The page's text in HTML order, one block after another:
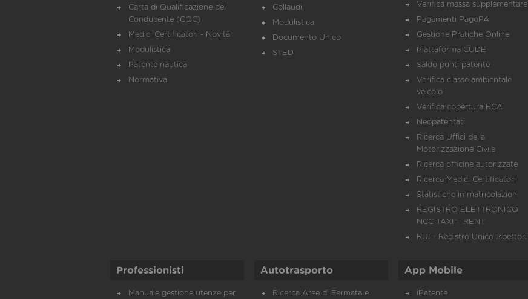
Carta di Qualificazione del
Conducente (CQC)
Medici Certificatori - Novità
Modulistica
Patente nautica
Normativa
Collaudi
Modulistica
Documento Unico
STED
Verifica massa supplementare
Pagamenti PagoPA
Gestione Pratiche Online
Piattaforma CUDE
Saldo punti patente
Verifica classe ambientale
veicolo
Verifica copertura RCA
Neopatentati
Ricerca Uffici della
Motorizzazione Civile
Ricerca officine autorizzate
Ricerca Medici Certificatori
Statistiche immatricolazioni
REGISTRO ELETTRONICO
NCC TAXI – RENT
RUI - Registro Unico Ispettori
Professionisti
Manuale gestione utenze per
Autotrasporto
Ricerca Aree di Fermata e
App Mobile
iPatente